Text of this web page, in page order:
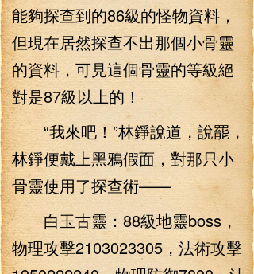
能夠探查到的86級的怪物資料，
但現在居然探查不出那個小骨靈
的資料，可見這個骨靈的等級絕
對是87級以上的！
“我來吧！”林錚說道，說罷，
林錚便戴上黑鴉假面，對那只小
骨靈使用了探查術——
白玉古靈：88級地靈boss，
物理攻擊2103023305，法術攻擊